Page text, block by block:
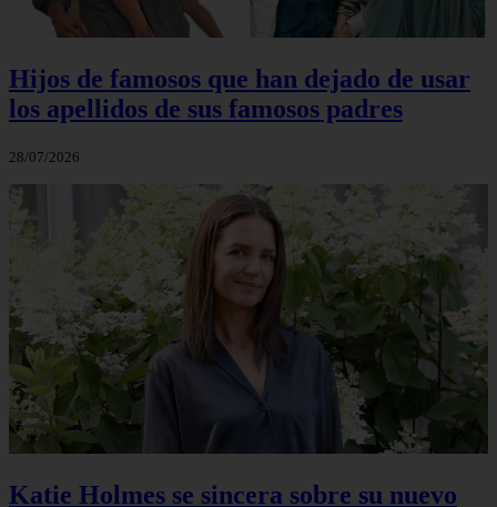
Hijos de famosos que han dejado de usar
los apellidos de sus famosos padres
28/07/2026
Katie Holmes se sincera sobre su nuevo